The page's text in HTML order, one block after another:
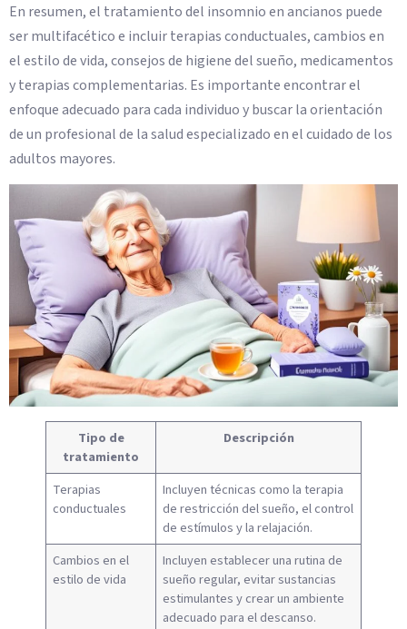
En resumen, el tratamiento del insomnio en ancianos puede
ser multifacético e incluir terapias conductuales, cambios en
el estilo de vida, consejos de higiene del sueño, medicamentos
y terapias complementarias. Es importante encontrar el
enfoque adecuado para cada individuo y buscar la orientación
de un profesional de la salud especializado en el cuidado de los
adultos mayores.
Tipo de
tratamiento
Descripción
Terapias
conductuales
Incluyen técnicas como la terapia
de restricción del sueño, el control
de estímulos y la relajación.
Cambios en el
estilo de vida
Incluyen establecer una rutina de
sueño regular, evitar sustancias
estimulantes y crear un ambiente
adecuado para el descanso.